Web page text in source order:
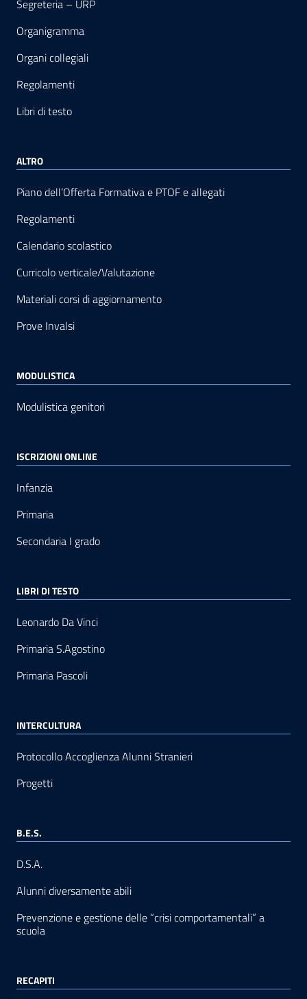
Segreteria – URP
Organigramma
Organi collegiali
Regolamenti
Libri di testo
ALTRO
Piano dell’Offerta Formativa e PTOF e allegati
Regolamenti
Calendario scolastico
Curricolo verticale/Valutazione
Materiali corsi di aggiornamento
Prove Invalsi
MODULISTICA
Modulistica genitori
ISCRIZIONI ONLINE
Infanzia
Primaria
Secondaria I grado
LIBRI DI TESTO
Leonardo Da Vinci
Primaria S.Agostino
Primaria Pascoli
INTERCULTURA
Protocollo Accoglienza Alunni Stranieri
Progetti
B.E.S.
D.S.A.
Alunni diversamente abili
Prevenzione e gestione delle “crisi comportamentali” a
scuola
RECAPITI